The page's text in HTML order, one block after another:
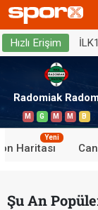
Hızlı Erişim
Radomiak
M G M M B
Haritası
Yeni
Şu An